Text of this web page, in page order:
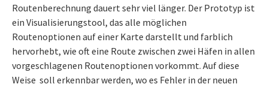
Routenberechnung dauert sehr viel länger. Der Prototyp ist
ein Visualisierungstool, das alle möglichen
Routenoptionen auf einer Karte darstellt und farblich
hervorhebt, wie oft eine Route zwischen zwei Häfen in allen
vorgeschlagenen Routenoptionen vorkommt. Auf diese
Weise soll erkennbar werden, wo es Fehler in der neuen